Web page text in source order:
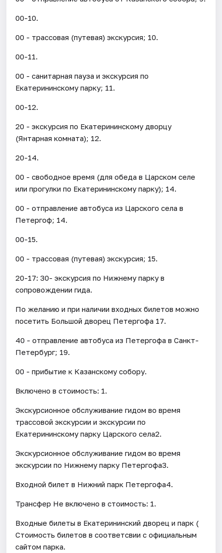
00-10.
00 - трассовая (путевая) экскурсия; 10.
00-11.
00 - санитарная пауза и экскурсия по
Екатерининскому парку; 11.
00-12.
20 - экскурсия по Екатерининскому дворцу
(Янтарная комната); 12.
20-14.
00 - свободное время (для обеда в Царском селе
или прогулки по Екатерининскому парку); 14.
00 - отправление автобуса из Царского села в
Петергоф; 14.
00-15.
00 - трассовая (путевая) экскурсия; 15.
20-17: 30- экскурсия по Нижнему парку в
сопровождении гида.
По желанию и при наличии входных билетов можно
посетить Большой дворец Петергофа 17.
40 - отправление автобуса из Петергофа в Санкт-
Петербург; 19.
00 - прибытие к Казанскому собору.
Включено в стоимость: 1.
Экскурсионное обслуживание гидом во время
трассовой экскурсии и экскурсии по
Екатерининскому парку Царского села2.
Экскурсионное обслуживание гидом во время
экскурсии по Нижнему парку Петергофа3.
Входной билет в Нижний парк Петергофа4.
Трансфер Не включено в стоимость: 1.
Входные билеты в Екатерининский дворец и парк (
Стоимость билетов в соответсвии с официальным
сайтом парка.